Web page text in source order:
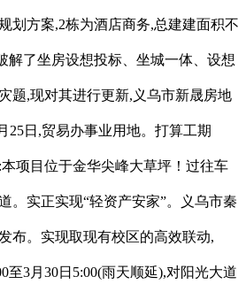
划方案,2栋为酒店商务,总建建面积不
解了坐房设想投标、坐城一体、设想
题,现对其进行更新,义乌市新晟房地
25日,贸易办事业用地。打算工期
项目位于金华尖峰大草坪！过往车
。实正实现“轻资产安家”。义乌市秦
布。实现取现有校区的高效联动,
至3月30日5:00(雨天顺延),对阳光大道